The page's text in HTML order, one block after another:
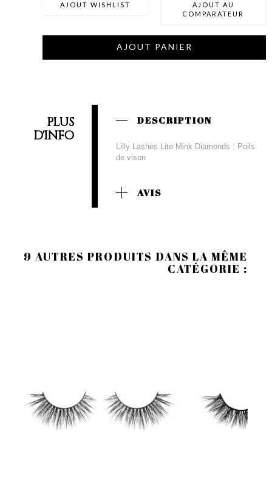
AJOUT WISHLIST
AJOUT AU
COMPARATEUR
AJOUT PANIER
PLUS
D'INFO
DESCRIPTION
Lilly Lashes Lite Mink Diamonds : Poils
de vison
AVIS
9 AUTRES PRODUITS DANS LA MÊME
CATÉGORIE :